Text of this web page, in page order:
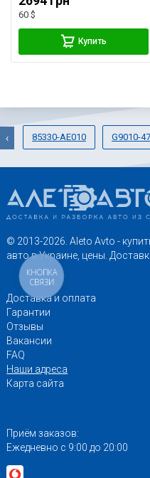
60 $
Купить
85330-AE010 G9010-
‹
© 2013-2026. Aleto Avto -
авто в Украине, цены.
Доставка и оплата
Гарантии
Отзывы
Вакансии
FAQ
Наши адреса
Карта сайта
Приём заказов:
Ежедневно с 9:00 до 20:00
КНОПКА
СВЯЗИ